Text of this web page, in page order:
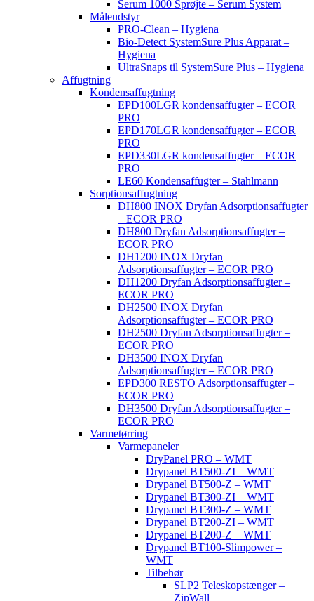
Serum 1000 Sprøjte – Serum System
Måleudstyr
PRO-Clean – Hygiena
Bio-Detect SystemSure Plus Apparat –
Hygiena
UltraSnaps til SystemSure Plus – Hygiena
Affugtning
Kondensaffugtning
EPD100LGR kondensaffugter – ECOR
PRO
EPD170LGR kondensaffugter – ECOR
PRO
EPD330LGR kondensaffugter – ECOR
PRO
LE60 Kondensaffugter – Stahlmann
Sorptionsaffugtning
DH800 INOX Dryfan Adsorptionsaffugter
– ECOR PRO
DH800 Dryfan Adsorptionsaffugter –
ECOR PRO
DH1200 INOX Dryfan
Adsorptionsaffugter – ECOR PRO
DH1200 Dryfan Adsorptionsaffugter –
ECOR PRO
DH2500 INOX Dryfan
Adsorptionsaffugter – ECOR PRO
DH2500 Dryfan Adsorptionsaffugter –
ECOR PRO
DH3500 INOX Dryfan
Adsorptionsaffugter – ECOR PRO
EPD300 RESTO Adsorptionsaffugter –
ECOR PRO
DH3500 Dryfan Adsorptionsaffugter –
ECOR PRO
Varmetørring
Varmepaneler
DryPanel PRO – WMT
Drypanel BT500-ZI – WMT
Drypanel BT500-Z – WMT
Drypanel BT300-ZI – WMT
Drypanel BT300-Z – WMT
Drypanel BT200-ZI – WMT
Drypanel BT200-Z – WMT
Drypanel BT100-Slimpower –
WMT
Tilbehør
SLP2 Teleskopstænger –
ZipWall